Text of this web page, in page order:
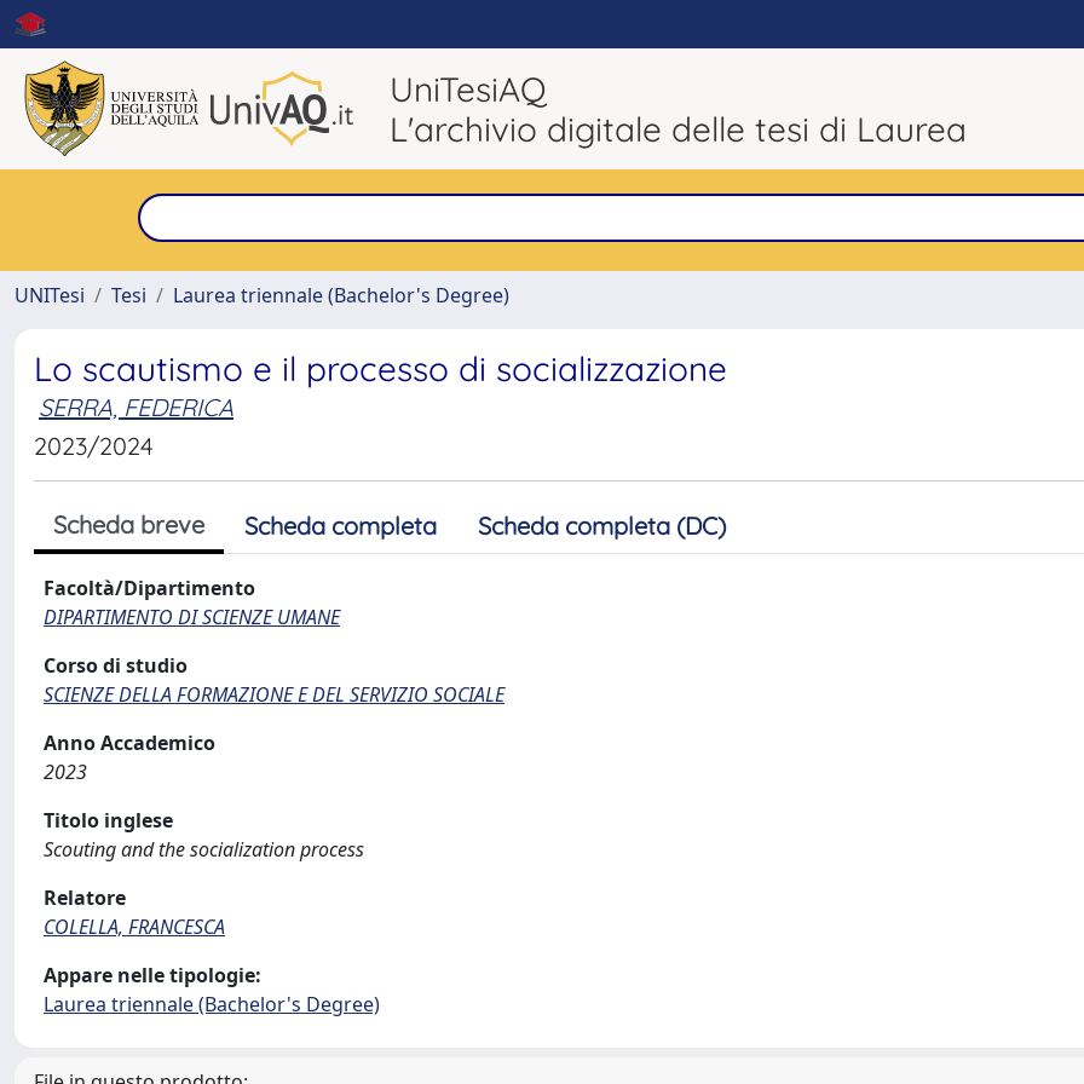
UniTesiAQ
L'archivio digitale delle tesi di Laurea
UNITesi
Tesi Laurea triennale (Bachelor's Degree)
Lo scautismo e il processo di socializzazione
SERRA, FEDERICA
2023/2024
Scheda breve Scheda completa Scheda completa (DC)
Facoltà/Dipartimento
DIPARTIMENTO DI SCIENZE UMANE
Corso di studio
SCIENZE DELLA FORMAZIONE E DEL SERVIZIO SOCIALE
Anno Accademico
2023
Titolo inglese
Scouting and the socialization process
Relatore
COLELLA, FRANCESCA
Appare nelle tipologie:
Laurea triennale (Bachelor's Degree)